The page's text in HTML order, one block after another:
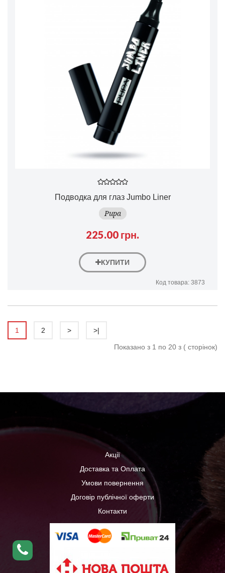
Подводка для глаз Jumbo Liner
Pupa
225.00 грн.
КУПИТИ
Код товара: 3873
1 2 > >|
Показано з 1 по 20 з ( сторінок)
Акції
Доставка та Оплата
Умови повернення
Договір публічної оферти
Контакти